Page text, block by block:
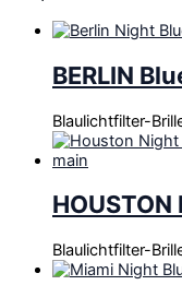
BERLIN
Blaulichtfilter-
Blaulichtfilter-